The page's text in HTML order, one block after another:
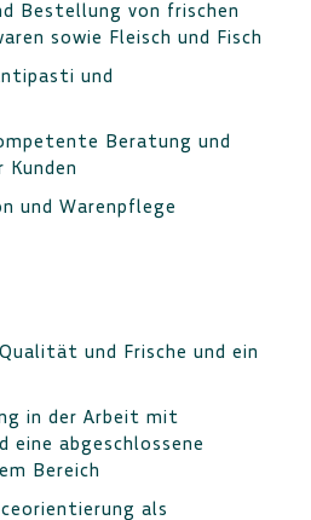
Bestellung von frischen
sowie Fleisch und Fisch
und
Beratung und
Kunden
und Warenpflege
und Frische und ein
in der Arbeit mit
eine abgeschlossene
Bereich
als